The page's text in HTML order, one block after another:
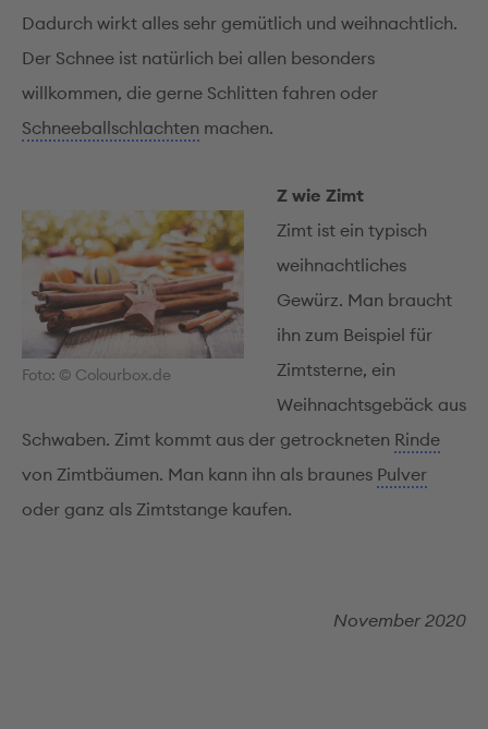
Dadurch wirkt alles sehr gemütlich und weihnachtlich.
Der Schnee ist natürlich bei allen besonders
willkommen, die gerne Schlitten fahren oder
Schneeballschlachten machen.
Foto: © Colourbox.de
Z wie Zimt
Zimt ist ein typisch
weihnachtliches
Gewürz. Man braucht
ihn zum Beispiel für
Zimtsterne, ein
Weihnachts­gebäck aus
Schwaben. Zimt kommt aus der getrockneten Rinde
von Zimtbäumen. Man kann ihn als braunes Pulver
oder ganz als Zimtstange kaufen.
November 2020